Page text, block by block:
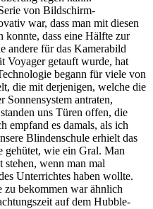
von Bildschirm-
war, dass man mit diesen
konnte, dass eine Hälfte zur
andere für das Kamerabild
Voyager getauft wurde, hat
begann für viele von
die mit derjenigen, welche die
Sonnensystem antraten,
uns Türen offen, die
empfand es damals, als ich
Blindenschule erhielt das
gehütet, wie ein Gral. Man
wenn man mal
Unterrichtes haben wollte.
zu bekommen war ähnlich
auf dem Hubble-